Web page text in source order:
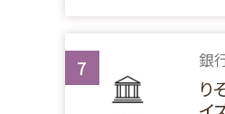
7 銀
り